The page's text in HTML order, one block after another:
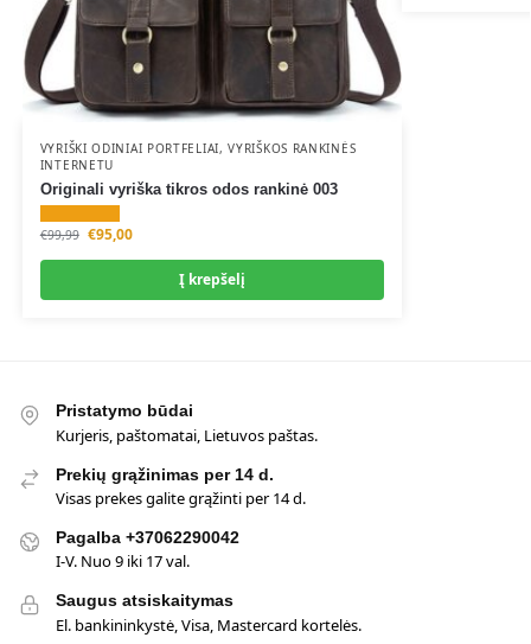
VYRIŠKI ODINIAI PORTFELIAI,VYRIŠKOS RANKINĖS
INTERNETU
Originali vyriška tikros odos rankinė 003
€99,99 €95,00
Į krepšelį
Pristatymo būdai
Kurjeris, paštomatai, Lietuvos paštas.
Prekių grąžinimas per 14 d.
Visas prekes galite grąžinti per 14 d.
Pagalba +37062290042
I-V. Nuo 9 iki 17 val.
Saugus atsiskaitymas
El. bankininkystė, Visa, Mastercard kortelės.